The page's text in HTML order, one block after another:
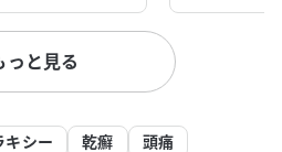
行った結果、大
敏性腸症候群の
す。 処方さ
ど経ちました
上下痢をし、
ると夜中に目が
は治まりま
っと見る
キシー 乾癬
頭痛